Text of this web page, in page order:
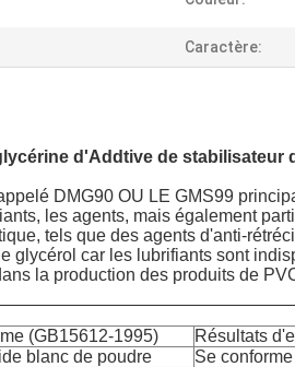
Caractère:
d'Addtive de stabilisateur
DMG90 OU LE GMS99
les agents, mais également
tels que des agents d'anti-
glycérol car les lubrifiants sont
la production des produits de
(GB15612-1995)
Résultats
blanc de poudre
Se